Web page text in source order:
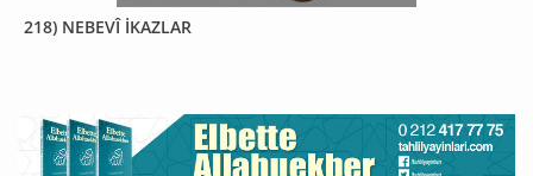
218) NEBEVÎ İKAZLAR